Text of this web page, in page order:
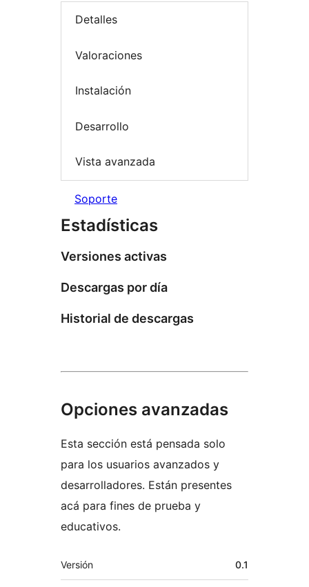
Detalles
Valoraciones
Instalación
Desarrollo
Vista avanzada
Soporte
Estadísticas
Versiones activas
Descargas por día
Historial de descargas
Opciones avanzadas
Esta sección está pensada solo
para los usuarios avanzados y
desarrolladores. Están presentes
acá para fines de prueba y
educativos.
Meta
Versión 0.1